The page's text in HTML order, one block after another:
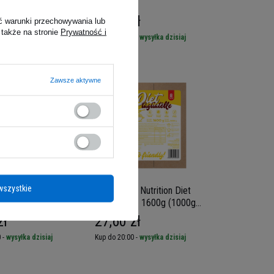
-wysyłka dzisiaj
26,65 zł
Kup do 20:00 - wysyłka dzisiaj
Nutrition Diet 2x
+ 2x Noodles - 4x
- wysyłka dzisiaj
Cheat Meal Nutrition Diet
Tagliatelle - 1600g (1000g
netto) - Makaron Konjac
27,60 zł
Kup do 20:00 - wysyłka dzisiaj
warunki przechowywania lub
na stronie Prywatność i
Zawsze aktywne